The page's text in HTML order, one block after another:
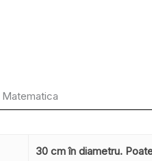
30 cm în diametru.